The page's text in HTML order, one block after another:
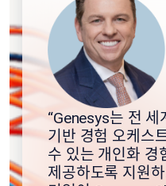
“Genesys는 전
기반 경험 오케스
수 있는 개인화 경
제공하도록 지원